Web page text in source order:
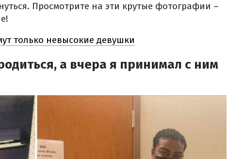
Просмотрите на эти крутые фотографии –
только невысокие девушки
а вчера я принимал с ним